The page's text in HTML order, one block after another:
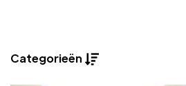
Categorieën